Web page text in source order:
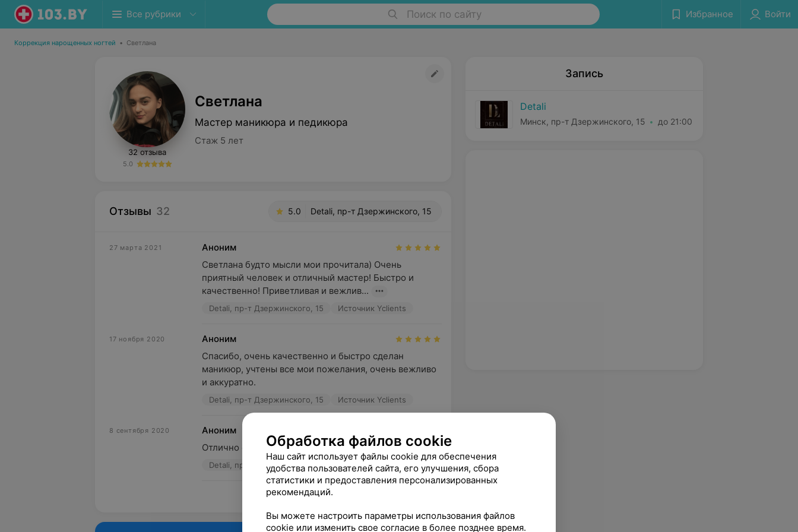
Все рубрики Поиск по сайту Избранное Войти
Коррекция нарощенных ногтей • Светлана
32 отзыва
5.0
Светлана
Мастер маникюра и педикюра
Стаж 5 лет
Отзывы 32 5.0 Detali, пр-т Дзержинского, 15
27 марта 2021
Аноним
Светлана будто мысли мои прочитала) Очень
приятный человек и отличный мастер! Быстро и
качественно! Приветливая и вежлив...
Detali, пр-т Дзержинского, 15 Источник Yclients
17 ноября 2020
Аноним
Спасибо, очень качественно и быстро сделан
маникюр, учтены все мои пожелания, очень вежливо
и аккуратно.
Detali, пр-т Дзержинского, 15 Источник Yclients
8 сентября 2020
Аноним
Отлично сделан маникюр, спасибо!
Detali, пр-т Дзержинского, 15 Источник Yclients
Показать ещё
Запись
Detali
Минск, пр-т Дзержинского, 15 до 21:00
Обработка файлов cookie
Наш сайт использует файлы cookie для обеспечения
удобства пользователей сайта, его улучшения, сбора
статистики и предоставления персонализированных
рекомендаций.
Вы можете настроить параметры использования файлов
cookie или изменить свое согласие в более позднее время.